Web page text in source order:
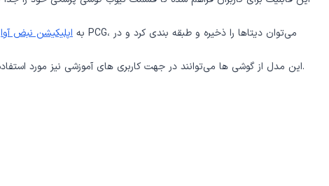
ویژگی منحصر به فرد دیگر آن امکان مشاهده آنلاین نمودار صداها در هنگام معاینه می باشد به طوریکه با اتصال گوشی NS1 به اپلیکیشن نبض آوا
این مدل از گوشی ها می‌توانند در جهت کاربری های آموزشی نیز مورد استفاده قرار گیرد، همچنین دقت خوبی در تفکیک صداهای دریافتی دارد (فیلتر صدای قلب و ریه) که در مطالب بعدی به تفصیل به آن ها پرداخته خواهد شد.